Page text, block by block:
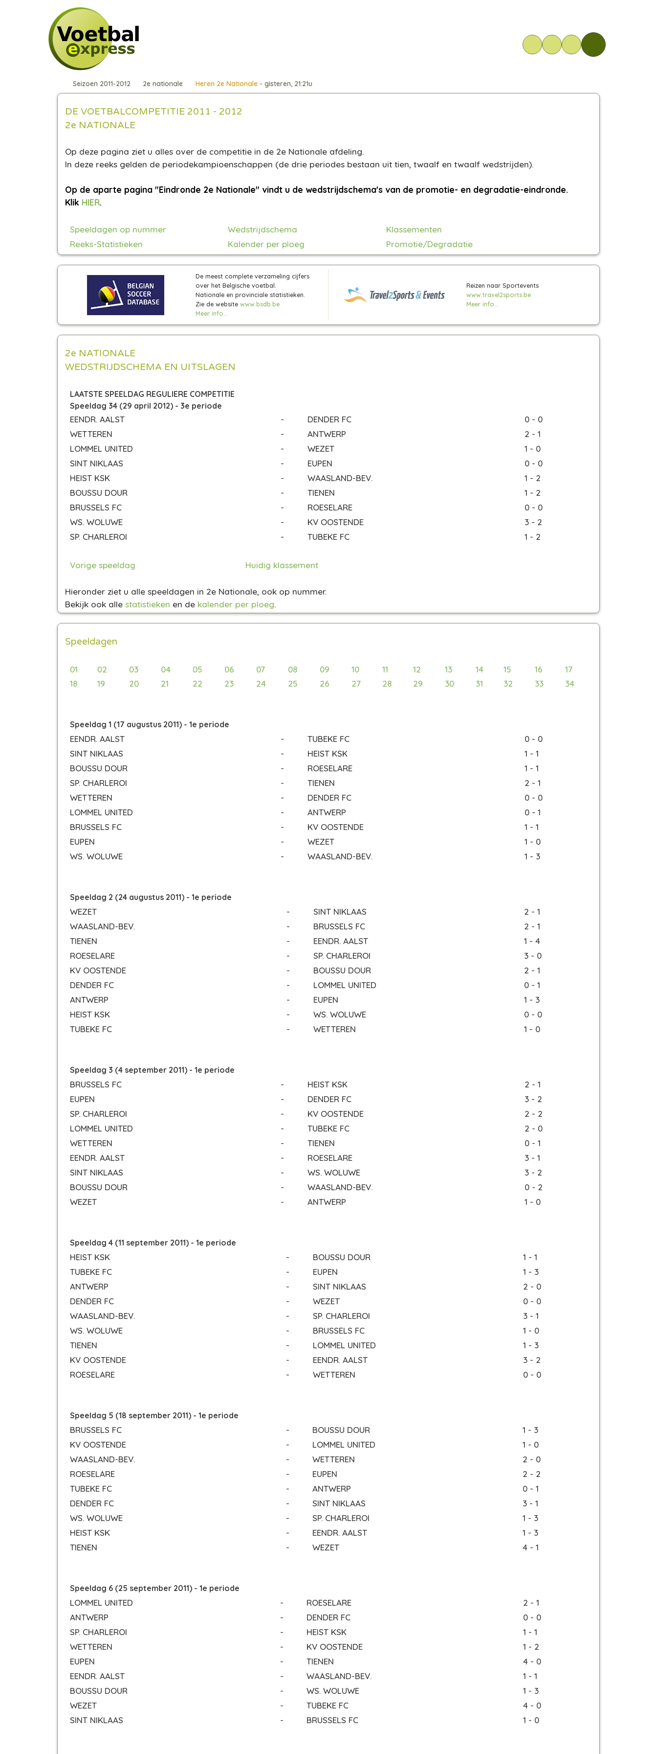
Seizoen 2011-2012 2e nationale Heren 2e Nationale- gisteren, 21:21u
DE VOETBALCOMPETITIE 2011 - 2012
2e NATIONALE
Op deze pagina ziet u alles over de competitie in de 2e Nationale afdeling.
In deze reeks gelden de periodekampioenschappen (de drie periodes bestaan uit tien, twaalf en twaalf wedstrijden).
Op de aparte pagina "Eindronde 2e Nationale" vindt u de wedstrijdschema's van de promotie- en degradatie-eindronde.
Klik HIER.
Speeldagen op nummer Wedstrijdschema
Klassementen
Reeks-Statistieken
Kalender per ploeg Promotie/Degradatie
De meest complete verzameling cijfers
over het Belgische voetbal.
Nationale en provinciale statistieken.
Zie de website www.bsdb.be
Meer info...
Reizen naar Sportevents
www.travel2sports.be
Meer info...
2e NATIONALE
WEDSTRIJDSCHEMA EN UITSLAGEN
LAATSTE SPEELDAG REGULIERE COMPETITIE
Speeldag 34 (29 april 2012) - 3e periode
EENDR. AALST - DENDER FC
0 - 0
WETTEREN
- ANTWERP
2 - 1
LOMMEL UNITED
- WEZET
1 - 0
SINT NIKLAAS
- EUPEN
0 - 0
HEIST KSK
- WAASLAND-BEV.
1 - 2
BOUSSU DOUR
- TIENEN
1 - 2
BRUSSELS FC
- ROESELARE
0 - 0
WS. WOLUWE
- KV OOSTENDE
3 - 2
SP. CHARLEROI
- TUBEKE FC 1 - 2
Vorige speeldag Huidig klassement
Hieronder ziet u alle speeldagen in 2e Nationale, ook op nummer.
Bekijk ook alle statistieken en de kalender per ploeg.
Speeldagen
01 02 03 04 05 06 07 08 09 10 11 12 13 14 15 16
17
18
19 20 21 22 23 24 25 26 27 28 29 30 31 32 33 34
Speeldag 1 (17 augustus 2011) - 1e periode
EENDR. AALST - TUBEKE FC
0 - 0
SINT NIKLAAS
- HEIST KSK
1 - 1
BOUSSU DOUR
- ROESELARE
1 - 1
SP. CHARLEROI
- TIENEN
2 - 1
WETTEREN
- DENDER FC
0 - 0
LOMMEL UNITED
- ANTWERP
0 - 1
BRUSSELS FC
- KV OOSTENDE
1 - 1
EUPEN
- WEZET
1 - 0
WS. WOLUWE
- WAASLAND-BEV. 1 - 3
Speeldag 2 (24 augustus 2011) - 1e periode
WEZET - SINT NIKLAAS
2 - 1
WAASLAND-BEV.
- BRUSSELS FC
2 - 1
TIENEN
- EENDR. AALST
1 - 4
ROESELARE
- SP. CHARLEROI
3 - 0
KV OOSTENDE
- BOUSSU DOUR
2 - 1
DENDER FC
- LOMMEL UNITED
0 - 1
ANTWERP
- EUPEN
1 - 3
HEIST KSK
- WS. WOLUWE
0 - 0
TUBEKE FC
- WETTEREN 1 - 0
Speeldag 3 (4 september 2011) - 1e periode
BRUSSELS FC - HEIST KSK
2 - 1
EUPEN
- DENDER FC
3 - 2
SP. CHARLEROI
- KV OOSTENDE
2 - 2
LOMMEL UNITED
- TUBEKE FC
2 - 0
WETTEREN
- TIENEN
0 - 1
EENDR. AALST
- ROESELARE
3 - 1
SINT NIKLAAS
- WS. WOLUWE
3 - 2
BOUSSU DOUR
- WAASLAND-BEV.
0 - 2
WEZET
- ANTWERP 1 - 0
Speeldag 4 (11 september 2011) - 1e periode
HEIST KSK - BOUSSU DOUR
1 - 1
TUBEKE FC
- EUPEN
1 - 3
ANTWERP
- SINT NIKLAAS
2 - 0
DENDER FC
- WEZET
0 - 0
WAASLAND-BEV.
- SP. CHARLEROI
3 - 1
WS. WOLUWE
- BRUSSELS FC
1 - 0
TIENEN
- LOMMEL UNITED
1 - 3
KV OOSTENDE
- EENDR. AALST
3 - 2
ROESELARE
- WETTEREN 0 - 0
Speeldag 5 (18 september 2011) - 1e periode
BRUSSELS FC - BOUSSU DOUR
1 - 3
KV OOSTENDE
- LOMMEL UNITED
1 - 0
WAASLAND-BEV.
- WETTEREN
2 - 0
ROESELARE
- EUPEN
2 - 2
TUBEKE FC
- ANTWERP
0 - 1
DENDER FC
- SINT NIKLAAS
3 - 1
WS. WOLUWE
- SP. CHARLEROI
1 - 3
HEIST KSK
- EENDR. AALST
1 - 3
TIENEN
- WEZET 4 - 1
Speeldag 6 (25 september 2011) - 1e periode
LOMMEL UNITED - ROESELARE
2 - 1
ANTWERP
- DENDER FC
0 - 0
SP. CHARLEROI
- HEIST KSK
1 - 1
WETTEREN
- KV OOSTENDE
1 - 2
EUPEN
- TIENEN
4 - 0
EENDR. AALST
- WAASLAND-BEV.
1 - 1
BOUSSU DOUR
- WS. WOLUWE
1 - 3
WEZET
- TUBEKE FC
4 - 0
SINT NIKLAAS
- BRUSSELS FC 1 - 0